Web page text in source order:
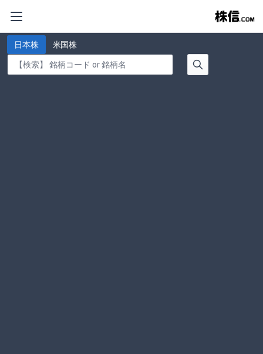
日本株 米国株